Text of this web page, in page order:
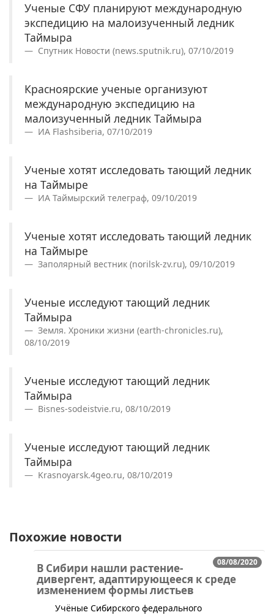
Ученые СФУ планируют международную
экспедицию на малоизученный ледник
Таймыра
Спутник Новости (news.sputnik.ru), 07/10/2019
Красноярские ученые организуют
международную экспедицию на
малоизученный ледник Таймыра
ИА Flashsiberia, 07/10/2019
Ученые хотят исследовать тающий ледник
на Таймыре
ИА Таймырский телеграф, 09/10/2019
Ученые хотят исследовать тающий ледник
на Таймыре
Заполярный вестник (norilsk-zv.ru), 09/10/2019
Ученые исследуют тающий ледник
Таймыра
Земля. Хроники жизни (earth-chronicles.ru),
08/10/2019
Ученые исследуют тающий ледник
Таймыра
Bisnes-sodeistvie.ru, 08/10/2019
Ученые исследуют тающий ледник
Таймыра
Krasnoyarsk.4geo.ru, 08/10/2019
Похожие новости
08/08/2020
В Сибири нашли растение-
дивергент, адаптирующееся к среде
изменением формы листьев
​​​Учёные Сибирского федерального